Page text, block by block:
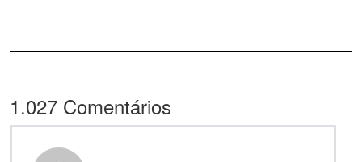
1.027 Comentários